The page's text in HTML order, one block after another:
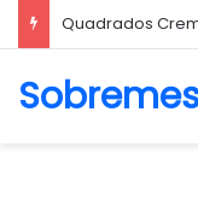
Quadrados